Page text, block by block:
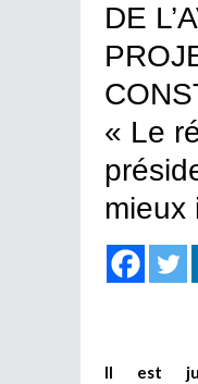
DE
« Le
mieux
Il est